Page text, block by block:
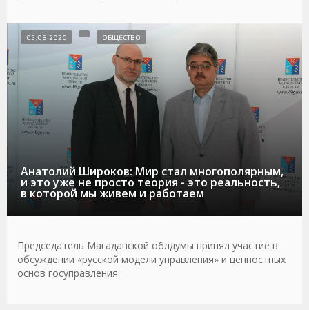
Анатолий Широков: Мир стал многополярным,
и это уже не просто теория - это реальность,
в которой мы живем и работаем
05.08.2026 ОБЩЕСТВО
Председатель Магаданской облдумы принял участие в
обсуждении «русской модели управления» и ценностных
основ госуправления